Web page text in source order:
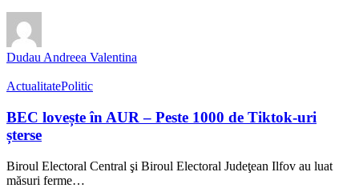
Dudau Andreea Valentina
ActualitatePolitic
BEC lovește în AUR – Peste 1000 de Tiktok-uri
șterse
Biroul Electoral Central şi Biroul Electoral Judeţean Ilfov au luat
măsuri ferme…